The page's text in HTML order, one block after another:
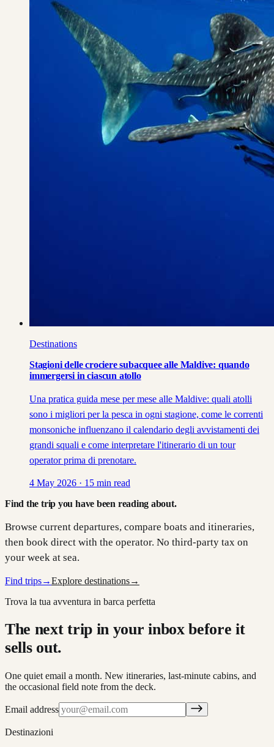
Destinations
Stagioni delle crociere subacquee alle Maldive: quando
immergersi in ciascun atollo
Una pratica guida mese per mese alle Maldive: quali atolli
sono i migliori per la pesca in ogni stagione, come le correnti
monsoniche influenzano il calendario degli avvistamenti dei
grandi squali e come interpretare l'itinerario di un tour
operator prima di prenotare.
4 May 2026 · 15 min read
Find the trip you have been reading about.
Browse current departures, compare boats and itineraries,
then book direct with the operator. No third-party tax on
your week at sea.
Find trips→Explore destinations→
Trova la tua avventura in barca perfetta
The next trip in your inbox before it
sells out.
One quiet email a month. New itineraries, last-minute cabins, and
the occasional field note from the deck.
Email address
Destinazioni